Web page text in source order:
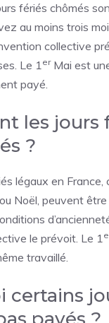
fériés chômés
au moins trois
collective
Le 1erMai est
payé.
les jours
?
légaux en France,
Noël, peuvent
le prévoit. Le 1
travaillé.
certains